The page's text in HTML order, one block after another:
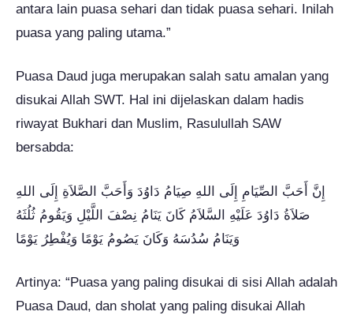
antara lain puasa sehari dan tidak puasa sehari. Inilah
puasa yang paling utama.”
Puasa Daud juga merupakan salah satu amalan yang
disukai Allah SWT. Hal ini dijelaskan dalam hadis
riwayat Bukhari dan Muslim, Rasulullah SAW
bersabda:
إِنَّ أَحَبَّ الصِّيَامِ إِلَى اللهِ صِيَامُ دَاوُدَ وَأَحَبَّ الصَّلاَةِ إِلَى اللهِ
صَلاَةُ دَاوُدَ عَلَيْهِ السَّلاَمُ كَانَ يَنَامُ نِصْفَ اللَّيْلِ وَيَقُومُ ثُلُثَهُ
وَيَنَامُ سُدُسَهُ وَكَانَ يَصُومُ يَوْمًا وَيُفْطِرُ يَوْمًا
Artinya: “Puasa yang paling disukai di sisi Allah adalah
Puasa Daud, dan sholat yang paling disukai Allah